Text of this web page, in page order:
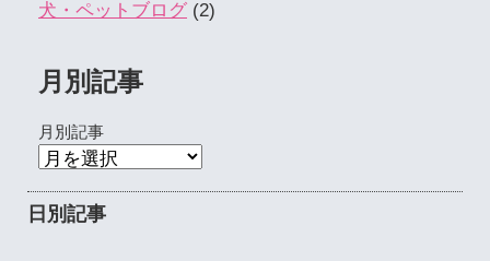
犬・ペットブログ (2)
月別記事
月別記事
日別記事